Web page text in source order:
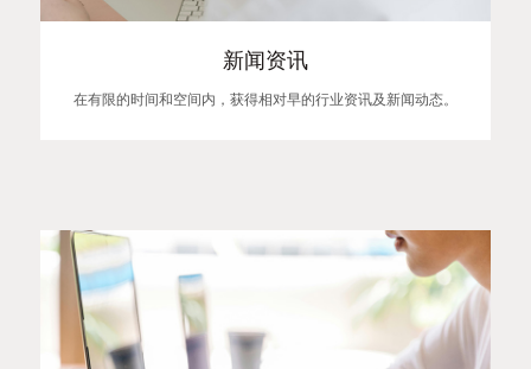
新闻资讯
在有限的时间和空间内，获得相对早的行业资讯及新闻动态。